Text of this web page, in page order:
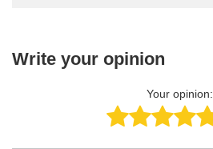
Write your opinion
Your opinion: